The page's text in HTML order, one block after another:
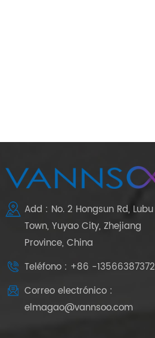
Add : No. 2 Hongsun Rd, Lubu
Town, Yuyao City, Zhejiang
Province, China
Teléfono : +86 -13566387372
Correo electrónico :
elmagao@vannsoo.com